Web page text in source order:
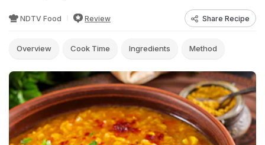
NDTV Food Review Share Recipe
Overview Cook Time Ingredients Method